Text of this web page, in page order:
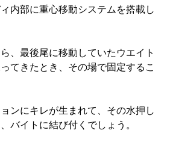
内部に重心移動システムを搭載し
、最後尾に移動していたウエイト
てきたとき、その場で固定するこ
ンにキレが生まれて、その水押し
バイトに結び付くでしょう。